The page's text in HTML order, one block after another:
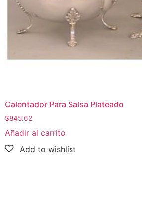
Calentador Para Salsa Plateado
$845.62
Añadir al carrito